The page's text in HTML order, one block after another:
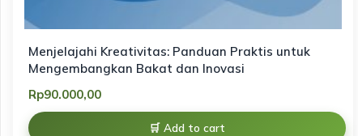
Menjelajahi Kreativitas: Panduan Praktis untuk
Mengembangkan Bakat dan Inovasi
Rp90.000,00
Add to cart